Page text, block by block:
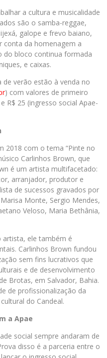
a cultura e musicalidade
são o samba-reggae,
galope e frevo baiano,
conta da homenagem a
do bloco continua formada
e caixas.
de verão estão à venda no
) com valores de primeiro
R$ 25 (ingresso social Apae-
2018 com o tema “Pinte no
Carlinhos Brown, que
é um artista multifacetado:
arranjador, produtor e
de sucessos gravados por
Monte, Sergio Mendes,
Veloso, Maria Bethânia,
artista, ele também é
Carlinhos Brown fundou
sem fins lucrativos que
e de desenvolvimento
Brotas, em Salvador, Bahia.
de profissionalização da
do Candeal.
a Apae
social sempre andaram de
disso é a parceria entre o